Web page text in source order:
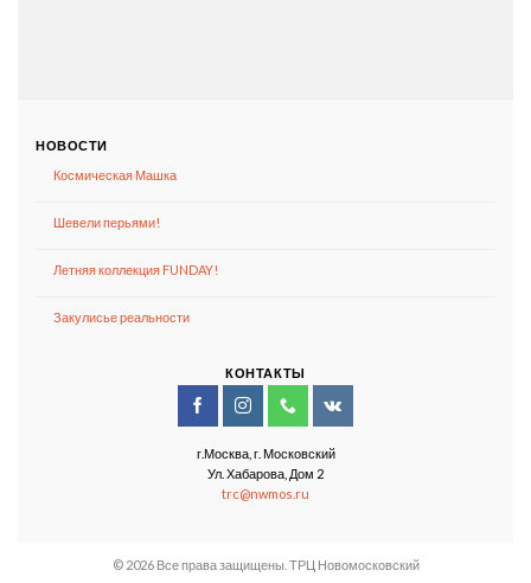
НОВОСТИ
Космическая Машка
Шевели перьями!
Летняя коллекция FUNDAY!
Закулисье реальности
КОНТАКТЫ
г.Москва, г. Московский
Ул. Хабарова, Дом 2
trc@nwmos.ru
© 2026 Все права защищены. ТРЦ Новомосковский